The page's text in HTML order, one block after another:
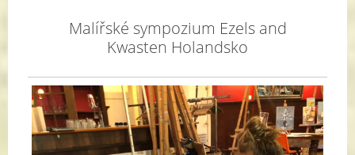
Malířské sympozium Ezels and
Kwasten Holandsko